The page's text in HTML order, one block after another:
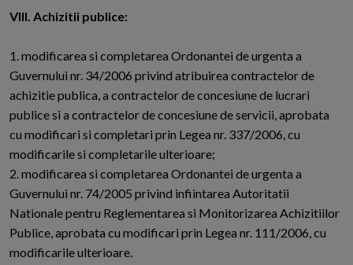
VIII. Achizitii publice:
1. modificarea si completarea Ordonantei de urgenta a
Guvernului nr. 34/2006 privind atribuirea contractelor de
achizitie publica, a contractelor de concesiune de lucrari
publice si a contractelor de concesiune de servicii, aprobata
cu modificari si completari prin Legea nr. 337/2006, cu
modificarile si completarile ulterioare;
2. modificarea si completarea Ordonantei de urgenta a
Guvernului nr. 74/2005 privind infiintarea Autoritatii
Nationale pentru Reglementarea si Monitorizarea Achizitiilor
Publice, aprobata cu modificari prin Legea nr. 111/2006, cu
modificarile ulterioare.